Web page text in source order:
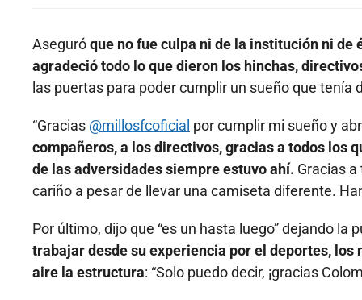
Aseguróque no fue culpa ni de la institución ni de
agradeció todo lo que dieron los hinchas,
las puertas para poder cumplir un sueño que
“Gracias @millosfcoficial por cumplir mi sueño y
compañeros, a los directivos, gracias a todos los
de las adversidades siempre estuvo ahí. Gracias
cariño a pesar de llevar una camiseta diferente.
Por último, dijo que “es un hasta luego” dejando
trabajar desde su experiencia por el deportes,
aire la estructura: “Solo puedo decir, ¡gracias